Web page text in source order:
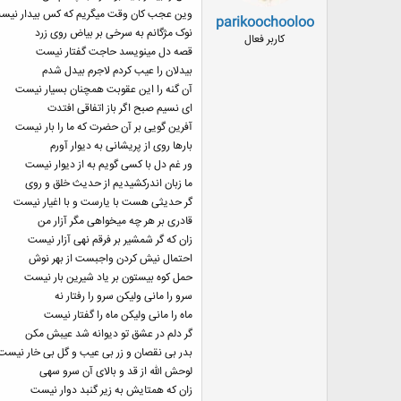
parikoochooloo
کاربر فعال
وین عجب کان وقت می​گریم که کس بیدار
نوک مژگانم به سرخی بر بیاض روی زرد
قصه دل می​نویسد حاجت گفتار نیست
بی​دلان را عیب کردم لاجرم بی​دل شدم
آن گنه را این عقوبت همچنان بسیار نیست
ای نسیم صبح اگر باز اتفاقی افتدت
آفرین گویی بر آن حضرت که ما را بار نیست
بارها روی از پریشانی به دیوار آورم
ور غم دل با کسی گویم به از دیوار نیست
ما زبان اندرکشیدیم از حدیث خلق و روی
گر حدیثی هست با یارست و با اغیار نیست
قادری بر هر چه می​خواهی مگر آزار من
زان که گر شمشیر بر فرقم نهی آزار نیست
احتمال نیش کردن واجبست از بهر نوش
حمل کوه بیستون بر یاد شیرین بار نیست
سرو را مانی ولیکن سرو را رفتار نه
ماه را مانی ولیکن ماه را گفتار نیست
گر دلم در عشق تو دیوانه شد عیبش مکن
بدر بی نقصان و زر بی عیب و گل بی خار
لوحش الله از قد و بالای آن سرو سهی
زان که همتایش به زیر گنبد دوار نیست